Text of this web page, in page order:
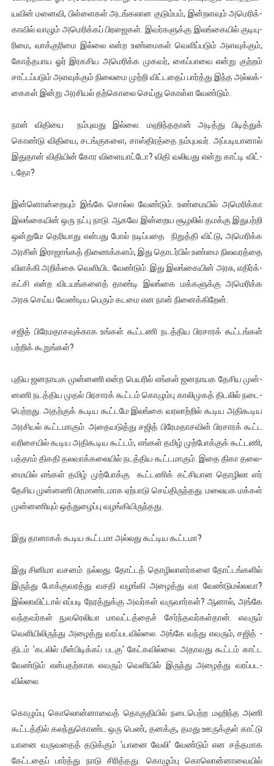
யவின் மனைவி, பிள்­ளைகள் அடங்­க­லான குடும்பம், இன்­ற­ளவும் அமெ­ரிக்­
காவில் வாழும் அமெ­ரிக்கப் பிர­ஜைகள். இவர்­க­ளுக்கு இலங்­கையில் குடி­யு­
ரிமை, வாக்­கு­ரிமை இல்லை என்ற உண்­மைகள் வெளிப்­படும் அள­வுக்கும்,
கோத்­த­பாய ஓர் இர­க­சிய அமெ­ரிக்க முகவர், கைப்­பாவை என்று குற்றம்
சாட்­டப்­படும் அள­வுக்கும் நிலைமை முற்றி விட்­டதைப் பார்த்து இந்த அல்­லக்­
கைகள் இன்று அர­சியல் தற்­கொலை செய்து கொள்ள வேண்டும்.
நான் விதியை நம்­பு­வது இல்லை. மஹிந்­ததான் அடித்து பிடித்துக்
கொண்டு விதியை, சடங்­கு­களை, சாஸ்­தி­ரத்தை நம்­பு­பவர். அப்­ப­டி­யானால்
இதுதான் விதியின் கோர விளை­யாட்டோ? விதி வலி­யது என்று காட்டி விட்­
டதோ?
இன்­னொன்­றையும் இங்கே சொல்ல வேண்டும். உண்­மையில் அமெ­ரிக்கா
இலங்­கையின் ஒரு நட்பு நாடு. ஆகவே இன்­றைய சூழலில் தமக்கு இதுபற்றி
ஒன்­றுமே தெரி­யாது என்­பது போல் நடிப்­பதை நிறுத்தி விட்டு, அமெ­ரிக்க
அரசின் இரா­ஜாங்கத் திணைக்­களம், இது தொடர்பில் உண்மை நில­வ­ரத்தை
விளக்கி அறிக்கை வெளி­யிட வேண்டும். இது இலங்­கையின் அரசு, எதிர்க்­
கட்சி என்ற விட­யங்­களைத் தாண்டி இலங்கை மக்­க­ளுக்கு அமெ­ரிக்க
அரசு செய்ய வேண்­டிய பெரும் கடமை என நான் நினைக்­கிறேன்.
சஜித் பிரே­ம­தா­ச­வுக்­காக உங்கள் கூட்­டணி நடத்­திய பிர­சாரக் கூட்­டங்கள்
பற்றிக் கூறுங்கள்?
புதிய ஜன­நா­யக முன்­னணி என்ற பெயரில் எங்கள் ஜன­நா­யக தேசிய முன்­
னணி நடத்­திய முதல் பிர­சாரக் கூட்டம் கொழும்பு காலி­முகத் திடலில் நடை­
பெற்­றது. அதற்குக் கூடிய கூட்­டமே இலங்கை வர­லாற்றில் கூடிய அதி­கூ­டிய
அர­சியல் கூட்­ட­மாகும். அதை­ய­டுத்து சஜித் பிரே­ம­தா­சவின் பிர­சாரக் கூட்ட
வரி­சையில் கூடிய அதி­கூ­டிய கூட்டம், எங்கள் தமிழ் முற்­போக்குக் கூட்­டணி,
பத்தாம் திகதி தல­வாக்­க­லையில் நடத்­திய கூட்­ட­மாகும். இதை திகா தலை­
மையில் எங்கள் தமிழ் முற்­போக்கு கூட்­டணிக் கட்­சி­யான தொழி­லா ளர்
தேசிய முன்­னணி பிர­மாண்­ட­மாக ஏற்­பாடு செய்­தி­ருந்­தது. மலை­யக மக்கள்
முன்­ன­ணியும் ஒத்­து­ழைப்பு வழங்கியிருந்­தது.
இது தானாகக் கூடிய கூட்­டமா அல்­லது கூட்­டிய கூட்­டமா?
இது சினிமா வசனம். நல்­லது. தோட்டத் தொழி­லா­ளர்­களை தோட்­டங்­களில்
இருந்து போக்­கு­வ­ரத்து வசதி வழங்கி அழைத்து வர வேண்­டு­மல்­லவா?
இல்­லா­விட்டால் எப்­படி நேரத்­துக்கு அவர்கள் வரு­வார்கள்? ஆனால், அங்கே
வந்­த­வர்கள் நுவ­ரெ­லியா மாவட்­டத்தைச் சேர்ந்­த­வர்­கள்தான். எவரும்
வெளியிலிருந்து அழைத்து வரப்­ப­ட­வில்லை. அங்கே வந்து எவரும், சஜித் ­
திடம் 'கடலில் மீன்­பி­டிக்கப் படகு' கேட்­க­வில்லை. அதா­வது கூட்டம் காட்ட
வேண்டும் என்­ப­தற்­காக எவரும் வெளியில் இருந்து அழைத்து வரப்­ப­ட­
வில்லை.
கொழும்பு கொலொன்­னாவைத் தொகு­தியில் நடை­பெற்ற மஹிந்த அணி
கூட்­டத்தில் கலந்­து­கொண்ட ஒரு பெண், தனக்கு, தமது ஊருக்குள் காட்டு
யானை வரு­வதைத் தடுக்கும் 'யானை வேலி' வேண்டும் என சத்­த­மாக
கேட்­டதைப் பார்த்து நாடு சிரித்­தது. கொழும்பு கொலொன்­னா­வையில்